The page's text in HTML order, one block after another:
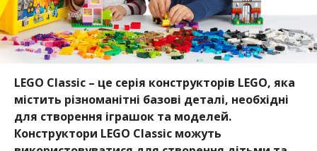
LEGO Classic – це серія конструкторів LEGO, яка
містить різноманітні базові деталі, необхідні
для створення іграшок та моделей.
Конструктори LEGO Classic можуть